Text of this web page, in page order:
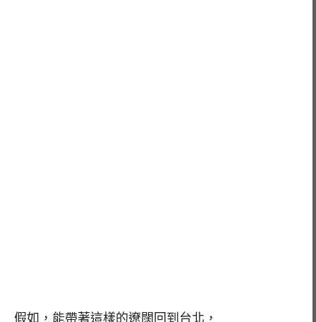
假如，能帶著這樣的遼闊回到台北，